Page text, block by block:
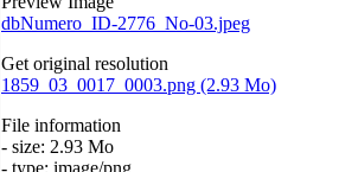
dbNumero_ID-2776_No-03.jpeg
Get original resolution
1859_03_0017_0003.png (2.93 Mo)
File information
- size: 2.93 Mo